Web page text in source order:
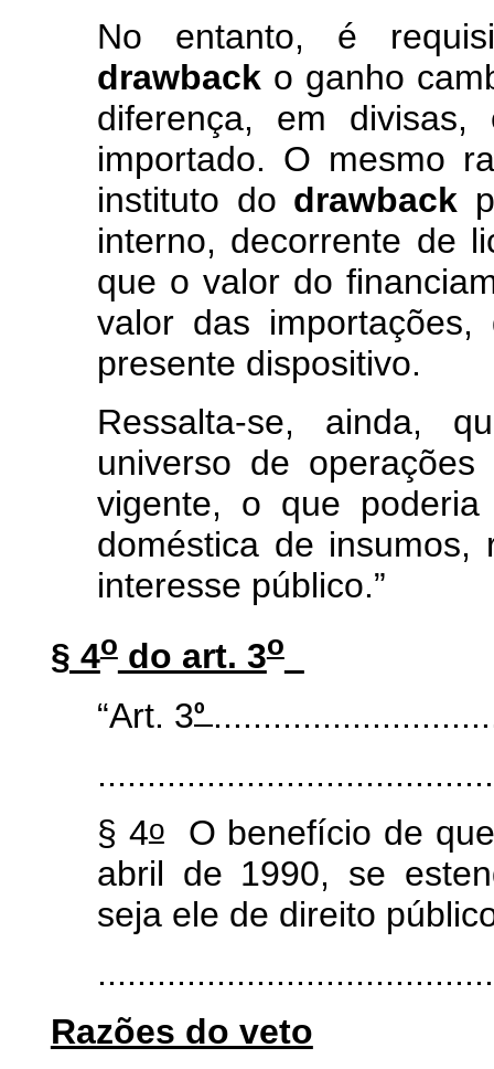
No entanto, é
drawback o ganho
diferença, em
importado. O mesmo
instituto do drawback
interno, decorrente de
que o valor do
valor das
presente dispositivo.
Ressalta-se, ainda,
universo de
vigente, o que
doméstica de
interesse público.”
§ 4odo art. 3o
“Art. 3º
§ 4oO benefício de
abril de 1990, se
seja ele de direito
Razões do veto